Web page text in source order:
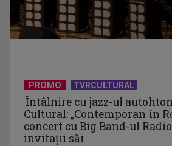
Protest de amploare al fermierilor în
PROMO TVRCULTURAL
Întâlnire cu jazz-ul
Cultural: „Contemporan în
concert cu Big Band-ul
invitaţii săi